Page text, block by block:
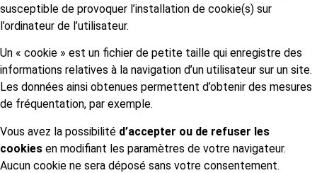
susceptible de provoquer l’installation de cookie(s) sur
l’ordinateur de l’utilisateur.
Un « cookie » est un fichier de petite taille qui enregistre des
informations relatives à la navigation d’un utilisateur sur un site.
Les données ainsi obtenues permettent d’obtenir des mesures
de fréquentation, par exemple.
Vous avez la possibilité d’accepter ou de refuser les
cookies en modifiant les paramètres de votre navigateur.
Aucun cookie ne sera déposé sans votre consentement.